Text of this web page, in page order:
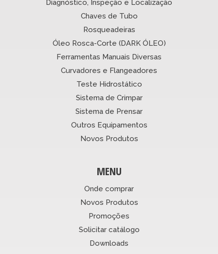
Diagnóstico, Inspeção e Localização
Chaves de Tubo
Rosqueadeiras
Óleo Rosca-Corte (DARK ÓLEO)
Ferramentas Manuais Diversas
Curvadores e Flangeadores
Teste Hidrostático
Sistema de Crimpar
Sistema de Prensar
Outros Equipamentos
Novos Produtos
MENU
Onde comprar
Novos Produtos
Promoções
Solicitar catálogo
Downloads